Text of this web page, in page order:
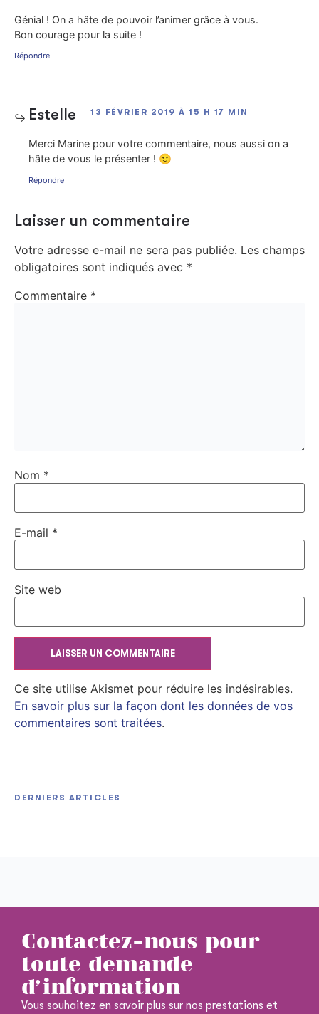
Génial ! On a hâte de pouvoir l’animer grâce à vous.
Bon courage pour la suite !
Répondre
Estelle 13 FÉVRIER 2019 À 15 H 17 MIN
Merci Marine pour votre commentaire, nous aussi on a
hâte de vous le présenter ! 🙂
Répondre
Laisser un commentaire
Votre adresse e-mail ne sera pas publiée. Les champs
obligatoires sont indiqués avec *
Commentaire *
Nom *
E-mail *
Site web
Ce site utilise Akismet pour réduire les indésirables.
En savoir plus sur la façon dont les données de vos
commentaires sont traitées.
DERNIERS ARTICLES
Contactez-nous pour
toute demande
d'information
Vous souhaitez en savoir plus sur nos prestations et